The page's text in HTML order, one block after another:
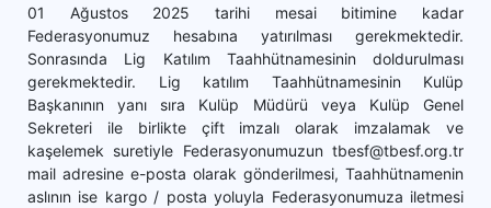
01 Ağustos 2025 tarihi mesai bitimine kadar
Federasyonumuz hesabına yatırılması gerekmektedir.
Sonrasında Lig Katılım Taahhütnamesinin doldurulması
gerekmektedir. Lig katılım Taahhütnamesinin Kulüp
Başkanının yanı sıra Kulüp Müdürü veya Kulüp Genel
Sekreteri ile birlikte çift imzalı olarak imzalamak ve
kaşelemek suretiyle Federasyonumuzun tbesf@tbesf.org.tr
mail adresine e-posta olarak gönderilmesi, Taahhütnamenin
aslının ise kargo / posta yoluyla Federasyonumuza iletmesi